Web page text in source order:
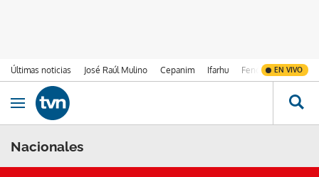
Últimas noticias José Raúl Mulino Cepanim Ifarhu Fenómeno de El
EN VIVO
Ir al contenido
Obrir navegació
Nacionales